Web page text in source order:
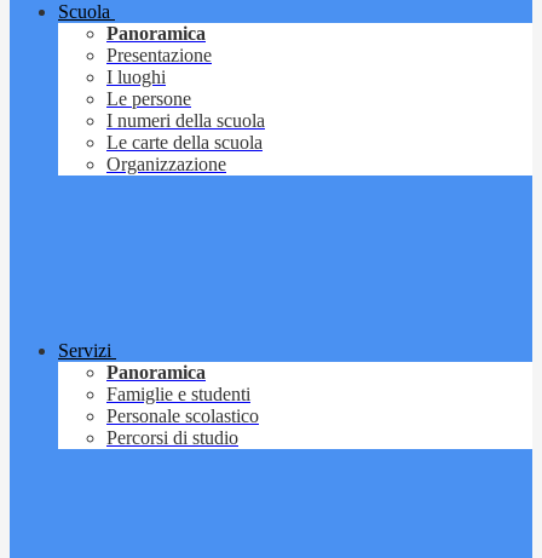
Scuola
Panoramica
Presentazione
I luoghi
Le persone
I numeri della scuola
Le carte della scuola
Organizzazione
Servizi
Panoramica
Famiglie e studenti
Personale scolastico
Percorsi di studio